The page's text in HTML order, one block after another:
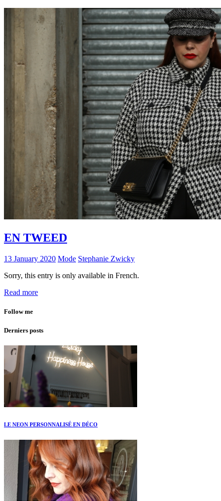
EN TWEED
13 January 2020 Mode Stephanie Zwicky
Sorry, this entry is only available in French.
Read more
Follow me
Derniers posts
LE NEON PERSONNALISÉ EN DÉCO